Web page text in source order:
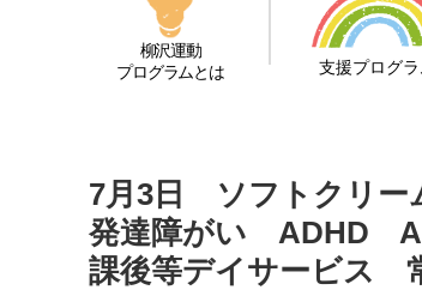
柳沢運動
プログラムとは
支援プログラ
7月3日 ソフトクリ
発達障がい ADHD
課後等デイサービス